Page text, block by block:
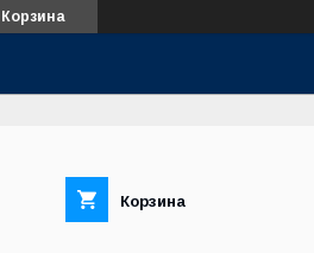
Корзина
Корзина